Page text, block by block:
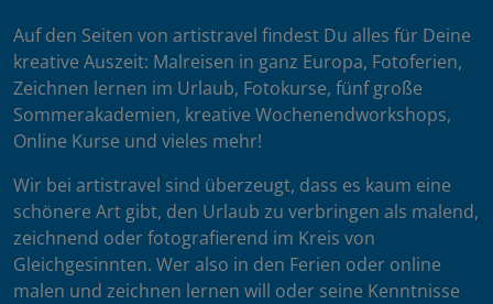
Auf den Seiten von artistravel findest Du alles für Deine
kreative Auszeit: Malreisen in ganz Europa, Fotoferien,
Zeichnen lernen im Urlaub, Fotokurse, fünf große
Sommerakademien, kreative Wochenendworkshops,
Online Kurse und vieles mehr!
Wir bei artistravel sind überzeugt, dass es kaum eine
schönere Art gibt, den Urlaub zu verbringen als malend,
zeichnend oder fotografierend im Kreis von
Gleichgesinnten. Wer also in den Ferien oder online
malen und zeichnen lernen will oder seine Kenntnisse